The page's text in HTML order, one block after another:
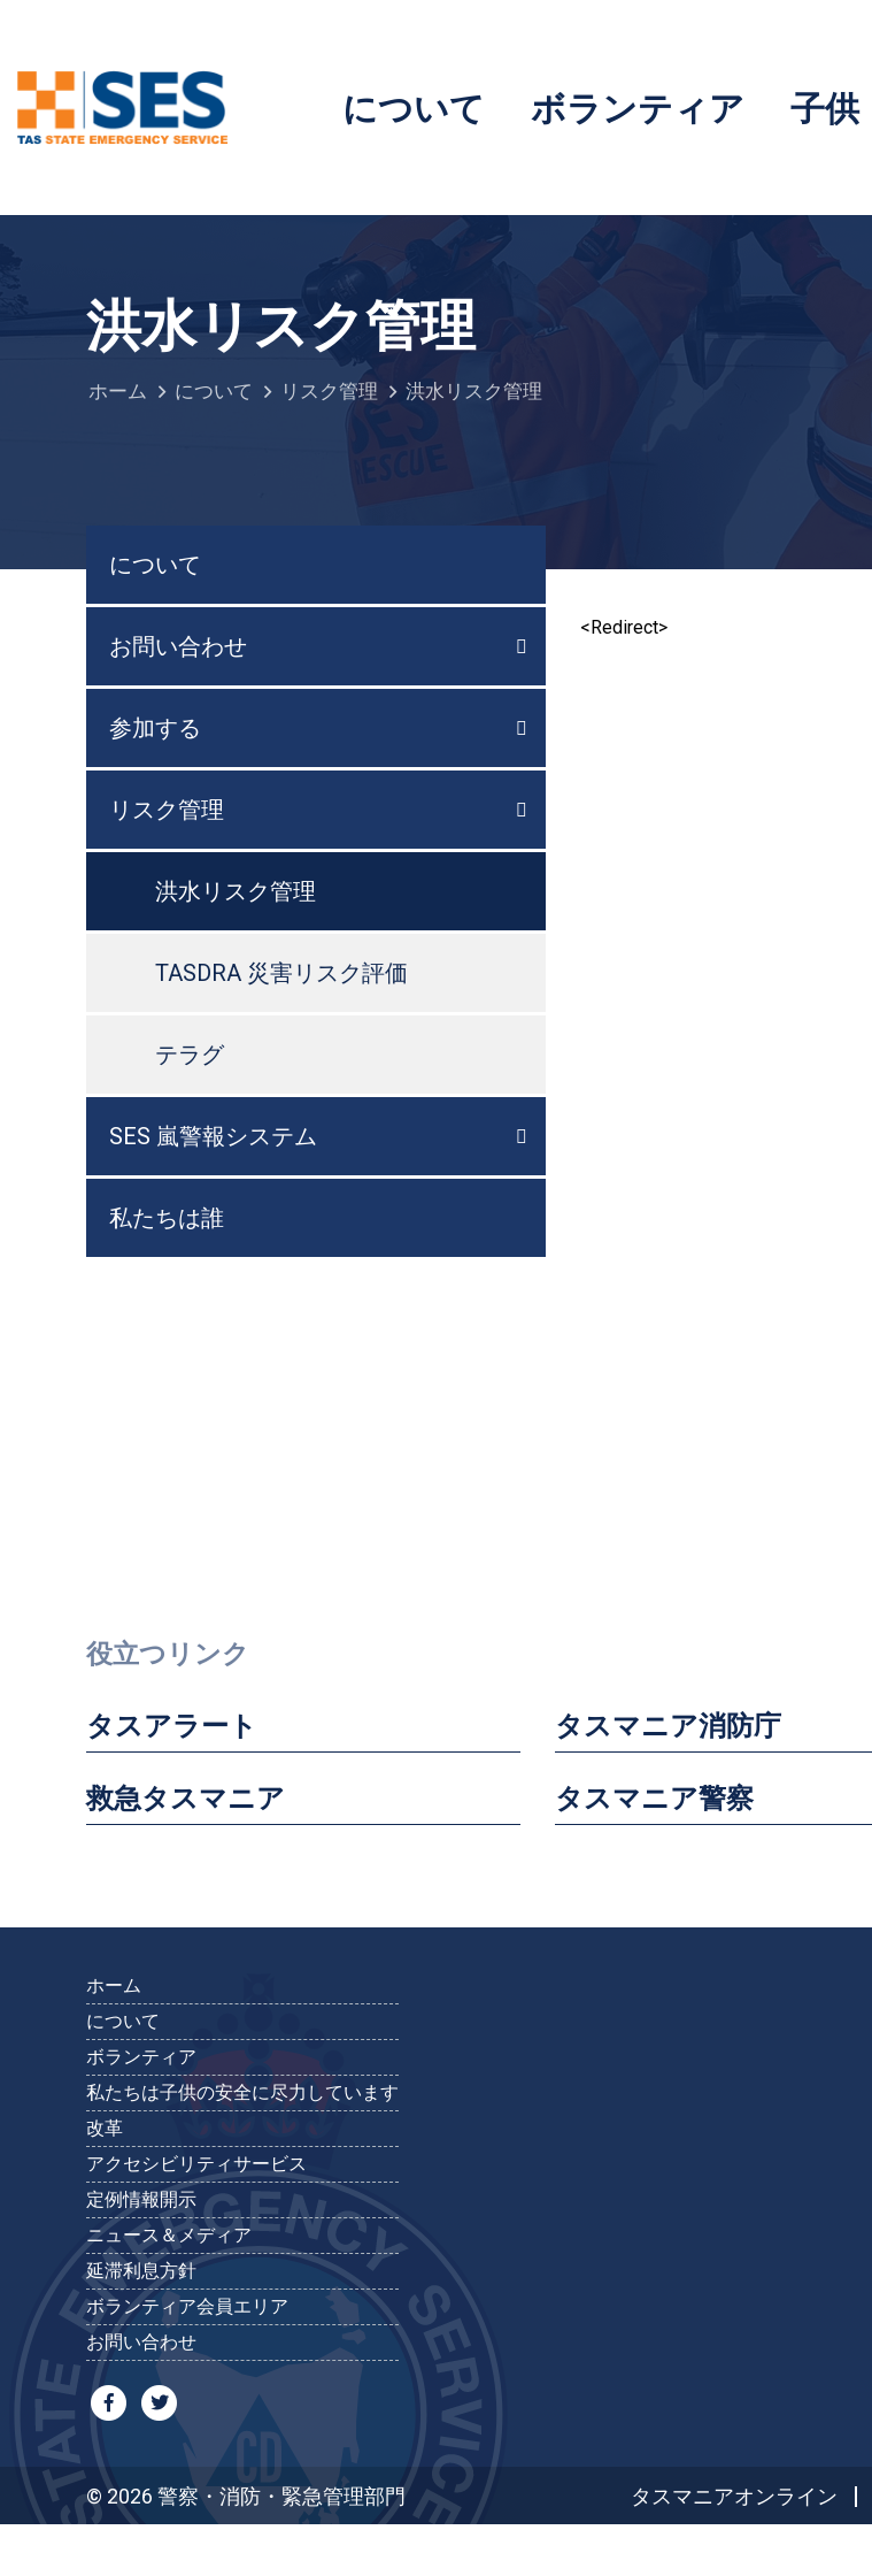
について ボランティア 子供
洪水リスク管理
ホーム について リスク管理 洪水リスク管理
<Redirect>
について
お問い合わせ メニューを切り替える

参加する メニューを切り替える

リスク管理 メニューを切り替える

洪水リスク管理
TASDRA 災害リスク評価
テラグ
SES 嵐警報システム メニューを切り替える

私たちは誰
役立つリンク
タスアラート
救急タスマニア
タスマニア消防庁
タスマニア警察
ホーム
について
ボランティア
私たちは子供の安全に尽力しています
改革
アクセシビリティサービス
定例情報開示
ニュース＆メディア
延滞利息方針
ボランティア会員エリア
お問い合わせ
© 2026 警察・消防・緊急管理部門 タスマニアオンライン